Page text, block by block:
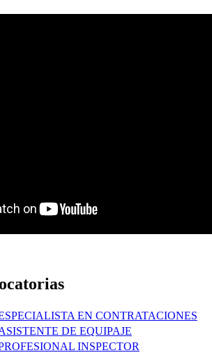
EN CONTRATACIONES
DE EQUIPAJE
INSPECTOR